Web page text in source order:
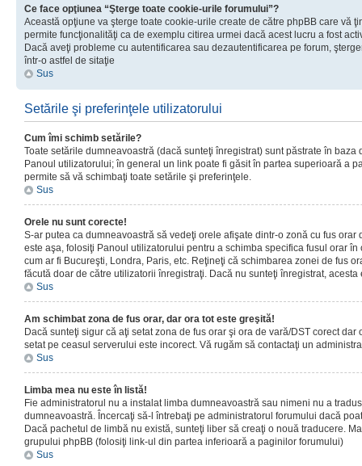
Ce face opţiunea “Şterge toate cookie-urile forumului”?
Această opţiune va şterge toate cookie-urile create de către phpBB care vă
permite funcţionalităţi ca de exemplu citirea urmei dacă acest lucru a fost
Dacă aveţi probleme cu autentificarea sau dezautentificarea pe forum,
într-o astfel de sitaţie
Sus
Setările şi preferinţele utilizatorului
Cum îmi schimb setările?
Toate setările dumneavoastră (dacă sunteţi înregistrat) sunt păstrate în baza
Panoul utilizatorului; în general un link poate fi găsit în partea superioară a
permite să vă schimbaţi toate setările şi preferinţele.
Sus
Orele nu sunt corecte!
S-ar putea ca dumneavoastră să vedeţi orele afişate dintr-o zonă cu fus orar
este aşa, folosiţi Panoul utilizatorului pentru a schimba specifica fusul orar
cum ar fi Bucureşti, Londra, Paris, etc. Reţineţi că schimbarea zonei de fus
făcută doar de către utilizatorii înregistraţi. Dacă nu sunteţi înregistrat, acesta
Sus
Am schimbat zona de fus orar, dar ora tot este greşită!
Dacă sunteţi sigur că aţi setat zona de fus orar şi ora de vară/DST corect
setat pe ceasul serverului este incorect. Vă rugăm să contactaţi un
Sus
Limba mea nu este în listă!
Fie administratorul nu a instalat limba dumneavoastră sau nimeni nu a
dumneavoastră. Încercaţi să-l întrebaţi pe administratorul forumului dacă
Dacă pachetul de limbă nu există, sunteţi liber să creaţi o nouă traducere.
grupului phpBB (folosiţi link-ul din partea inferioară a paginilor forumului)
Sus